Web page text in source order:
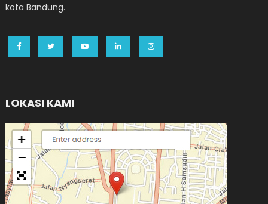
kota Bandung.
LOKASI KAMI